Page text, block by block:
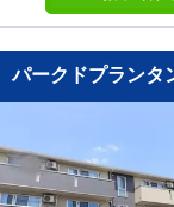
パークドプラン